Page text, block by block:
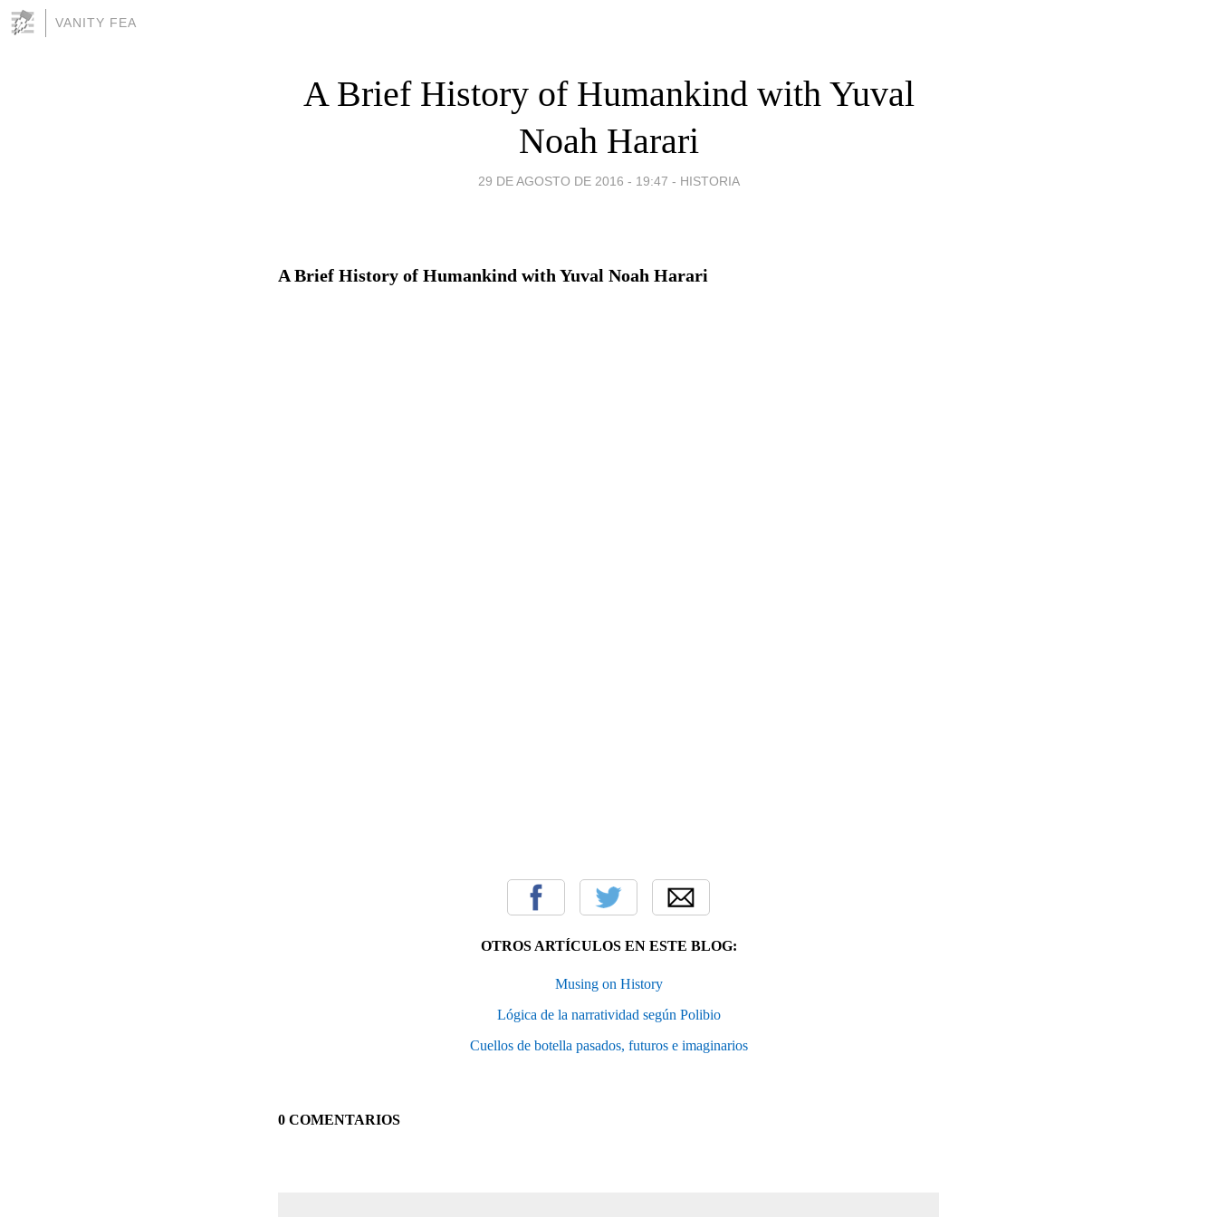
VANITY FEA
A Brief History of Humankind with Yuval
Noah Harari
29 DE AGOSTO DE 2016 - 19:47 - HISTORIA
A Brief History of Humankind with Yuval Noah Harari
OTROS ARTÍCULOS EN ESTE BLOG:
Musing on History
Lógica de la narratividad según Polibio
Cuellos de botella pasados, futuros e imaginarios
0 COMENTARIOS